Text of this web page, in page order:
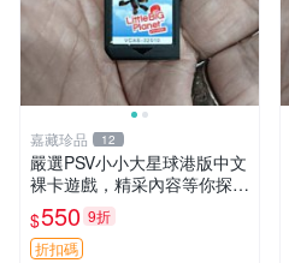
嘉藏珍品 12
嚴選PSV小小大星球港版中文
裸卡遊戲，精采內容等你探索
電子遊戲 推薦 PS3 游戲
$550 9折
折扣碼